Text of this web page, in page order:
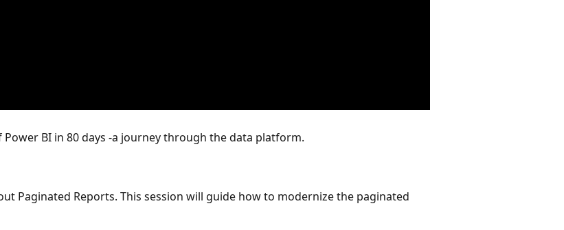
BI in 80 days -a journey through the data platform.
Paginated Reports. This session will guide how to modernize the paginated